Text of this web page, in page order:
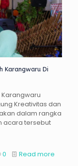
Karangwaru Di
Karangwaru
Kreativitas dan
dalam rangka
acara tersebut
0 Read more